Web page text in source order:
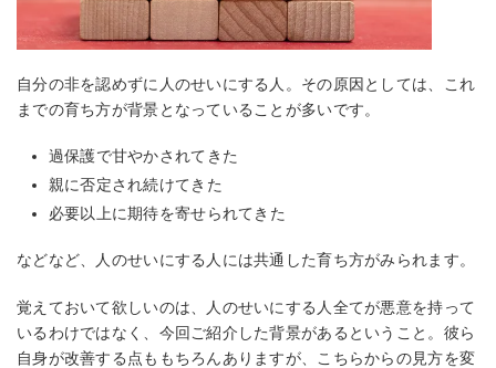
自分の非を認めずに人のせいにする人。その原因としては、これ
までの育ち方が背景となっていることが多いです。
過保護で甘やかされてきた
親に否定され続けてきた
必要以上に期待を寄せられてきた
などなど、人のせいにする人には共通した育ち方がみられます。
覚えておいて欲しいのは、人のせいにする人全てが悪意を持って
いるわけではなく、今回ご紹介した背景があるということ。彼ら
自身が改善する点ももちろんありますが、こちらからの見方を変